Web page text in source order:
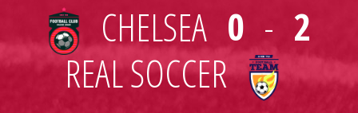
CHELSEA 0 - 2
REAL SOCCER